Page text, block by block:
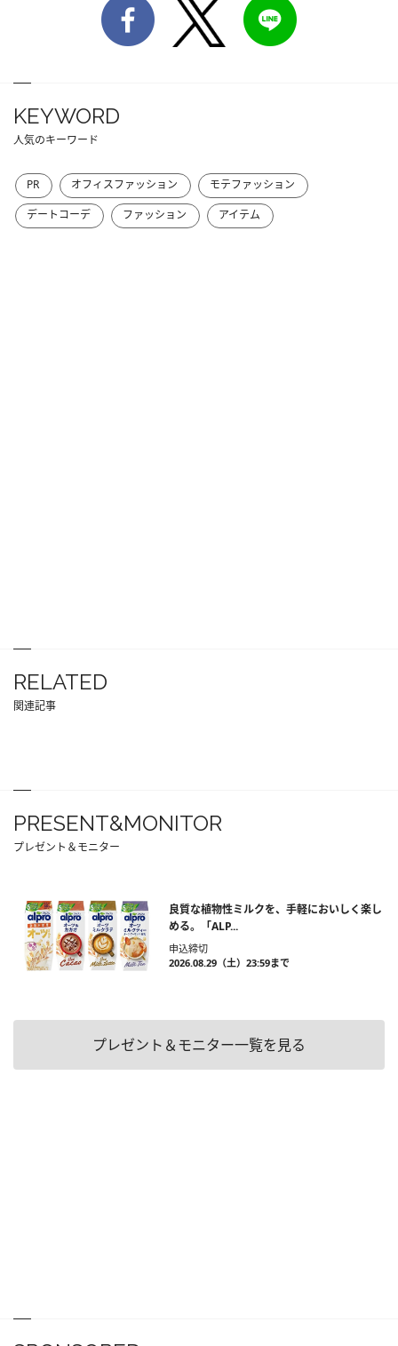
KEYWORD
人気のキーワード
PR オフィスファッション
モテファッション
デートコーデ
ファッション アイテム
RELATED
関連記事
PRESENT&MONITOR
プレゼント＆モニター
良質な植物性ミルクを、手軽においしく楽し
める。「ALP...
申込締切
2026.08.29（土）23:59まで
プレゼント＆モニター一覧を見る